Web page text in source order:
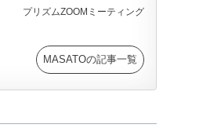
プリズムZOOMミーティング
MASATOの記事一覧